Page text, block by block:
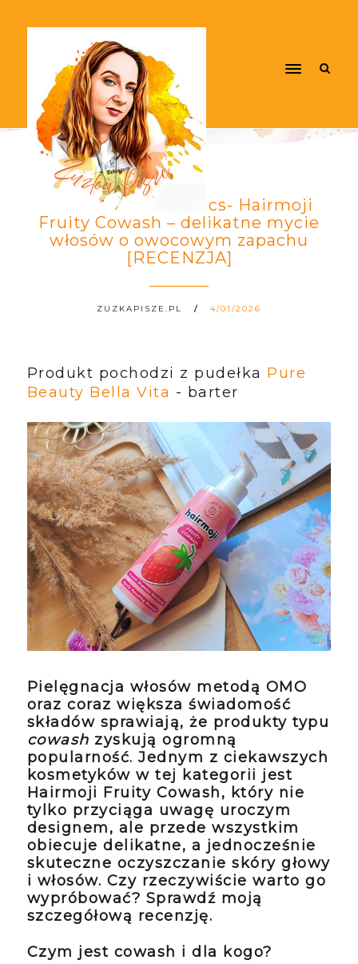
Hairy Tale Cosmetics- Hairmoji
Fruity Cowash – delikatne mycie
włosów o owocowym zapachu
[RECENZJA]
ZUZKAPISZE.PL 4/01/2026
Produkt pochodzi z pudełka Pure
Beauty Bella Vita - barter
Pielęgnacja włosów metodą OMO
oraz coraz większa świadomość
składów sprawiają, że produkty typu
cowash zyskują ogromną
popularność. Jednym z ciekawszych
kosmetyków w tej kategorii jest
Hairmoji Fruity Cowash, który nie
tylko przyciąga uwagę uroczym
designem, ale przede wszystkim
obiecuje delikatne, a jednocześnie
skuteczne oczyszczanie skóry głowy
i włosów. Czy rzeczywiście warto go
wypróbować? Sprawdź moją
szczegółową recenzję.
Czym jest cowash i dla kogo?